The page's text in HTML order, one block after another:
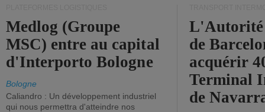
Medlog (Groupe
MSC) entre au capital
d'Interporto Bologne
Bologne
Caliandro : Un développement industriel
qui nous permettra d'atteindre nos
de
acquérir
Terminal
de